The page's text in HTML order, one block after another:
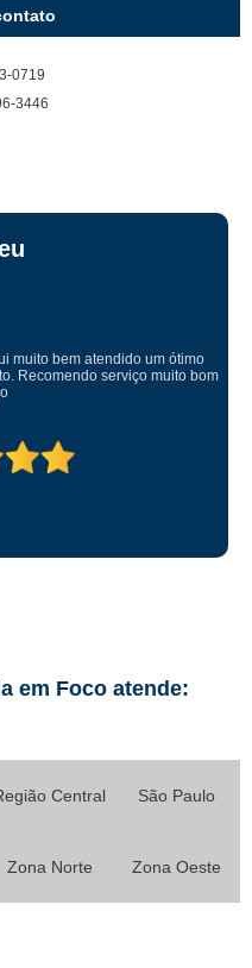
0719
3446
muito bem atendido um ótimo
Recomendo serviço muito bom
em Foco atende:
Central São Paulo
Zona Norte Zona Oeste